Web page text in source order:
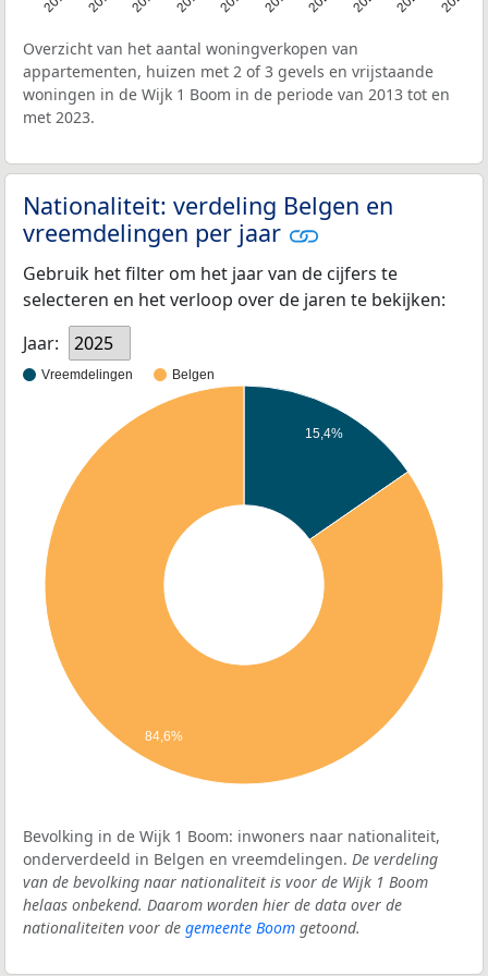
Overzicht van het aantal woningverkopen van
appartementen, huizen met 2 of 3 gevels en vrijstaande
woningen in de Wijk 1 Boom in de periode van 2013 tot en
met 2023.
Nationaliteit: verdeling Belgen en
vreemdelingen per jaar
Gebruik het filter om het jaar van de cijfers te
selecteren en het verloop over de jaren te bekijken:
Jaar:
2025
Vreemdelingen Belgen
15,4%
84,6%
Bevolking in de Wijk 1 Boom: inwoners naar nationaliteit,
onderverdeeld in Belgen en vreemdelingen. De verdeling
van de bevolking naar nationaliteit is voor de Wijk 1 Boom
helaas onbekend. Daarom worden hier de data over de
nationaliteiten voor de gemeente Boom getoond.